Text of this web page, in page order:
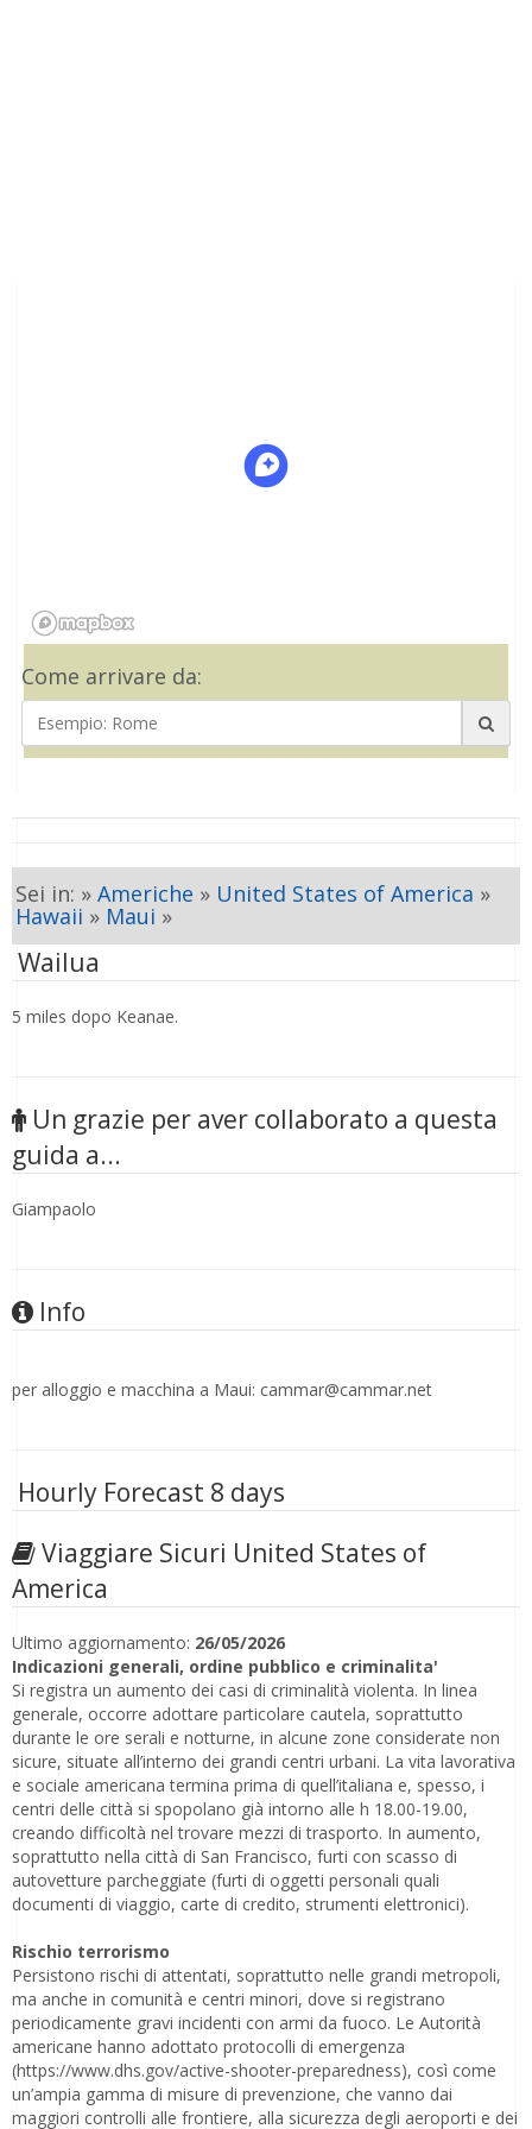
Come arrivare da:
Sei in: » Americhe » United States of America »
Hawaii » Maui »
Wailua
5 miles dopo Keanae.
Un grazie per aver collaborato a questa
guida a...
Giampaolo
Info
per alloggio e macchina a Maui: cammar@cammar.net
Hourly Forecast 8 days
Viaggiare Sicuri United States of
America
Ultimo aggiornamento: 26/05/2026
Indicazioni generali, ordine pubblico e criminalita'
Si registra un aumento dei casi di criminalità violenta. In linea
generale, occorre adottare particolare cautela, soprattutto
durante le ore serali e notturne, in alcune zone considerate non
sicure, situate all’interno dei grandi centri urbani. La vita lavorativa
e sociale americana termina prima di quell’italiana e, spesso, i
centri delle città si spopolano già intorno alle h 18.00-19.00,
creando difficoltà nel trovare mezzi di trasporto. In aumento,
soprattutto nella città di San Francisco, furti con scasso di
autovetture parcheggiate (furti di oggetti personali quali
documenti di viaggio, carte di credito, strumenti elettronici).
Rischio terrorismo
Persistono rischi di attentati, soprattutto nelle grandi metropoli,
ma anche in comunità e centri minori, dove si registrano
periodicamente gravi incidenti con armi da fuoco. Le Autorità
americane hanno adottato protocolli di emergenza
(https://www.dhs.gov/active-shooter-preparedness), così come
un’ampia gamma di misure di prevenzione, che vanno dai
maggiori controlli alle frontiere, alla sicurezza degli aeroporti e dei